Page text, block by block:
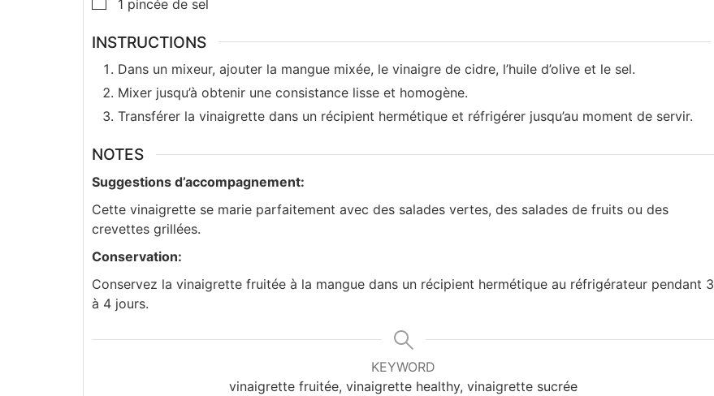
1 pincée de sel
INSTRUCTIONS
Dans un mixeur, ajouter la mangue mixée, le vinaigre de cidre, l’huile d’olive et le sel.
Mixer jusqu’à obtenir une consistance lisse et homogène.
Transférer la vinaigrette dans un récipient hermétique et réfrigérer jusqu’au moment de servir.
NOTES
Suggestions d’accompagnement:
Cette vinaigrette se marie parfaitement avec des salades vertes, des salades de fruits ou des
crevettes grillées.
Conservation:
Conservez la vinaigrette fruitée à la mangue dans un récipient hermétique au réfrigérateur pendant 3
à 4 jours.
KEYWORD
vinaigrette fruitée, vinaigrette healthy, vinaigrette sucrée